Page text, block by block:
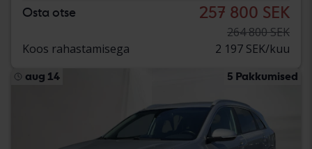
Osta otse 257 800 SEK
264 800 SEK
Koos rahastamisega
2 197 SEK/kuu
aug 14 5 Pakkumised